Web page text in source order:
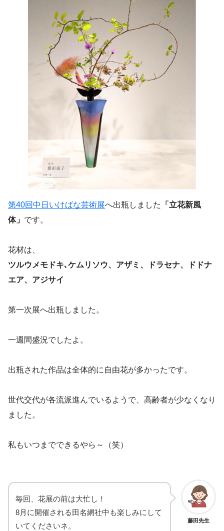
第40回中日いけばな芸術展へ出瓶しました
「立花新風
体」 です。
花材は、
ツルウメモドキ､ケムリソウ、アザミ、ドラセナ、ドドナ
エア、アジサイ
第一次展へ出瓶しました。
一週間盛況でしたよ。
出瓶された作品は全体的に自由花が多かったです。
世代交代が各流派進んでいるようで、高齢者が少なくなり
ました。
私もいつまでできるやら～（笑）
藤田先生
毎回、花展の前は大忙し！
8月に開催される田名網社中も楽しみにして
いてくださいネ。